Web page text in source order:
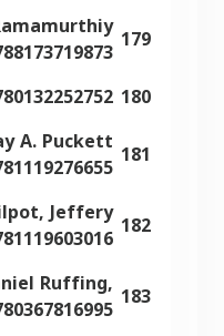
179
180
181
A. Puckett
182
Jeffery
183
Ruffing,